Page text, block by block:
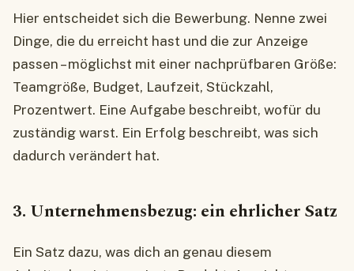
Hier entscheidet sich die Bewerbung. Nenne zwei
Dinge, die du erreicht hast und die zur Anzeige
passen – möglichst mit einer nachprüfbaren Größe:
Teamgröße, Budget, Laufzeit, Stückzahl,
Prozentwert. Eine Aufgabe beschreibt, wofür du
zuständig warst. Ein Erfolg beschreibt, was sich
dadurch verändert hat.
3. Unternehmensbezug: ein ehrlicher Satz
Ein Satz dazu, was dich an genau diesem